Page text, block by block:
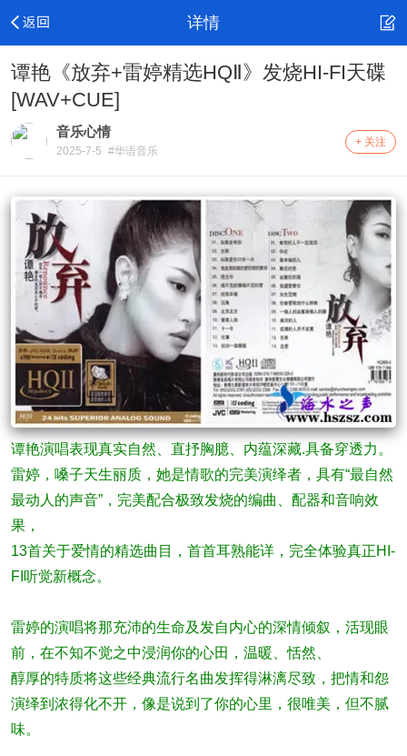
详情
谭艳《放弃+雷婷精选HQⅡ》发烧HI-FI天碟
[WAV+CUE]
音乐心情
2025-7-5 #华语音乐
+ 关注
谭艳演唱表现真实自然、直抒胸臆、内蕴深藏.具备穿透力。
雷婷，嗓子天生丽质，她是情歌的完美演绎者，具有“最自然
最动人的声音”，完美配合极致发烧的编曲、配器和音响效
果，
13首关于爱情的精选曲目，首首耳熟能详，完全体验真正HI-
FI听觉新概念。
雷婷的演唱将那充沛的生命及发自内心的深情倾叙，活现眼
前，在不知不觉之中浸润你的心田，温暖、恬然、
醇厚的特质将这些经典流行名曲发挥得淋漓尽致，把情和怨
演绎到浓得化不开，像是说到了你的心里，很唯美，但不腻
味。